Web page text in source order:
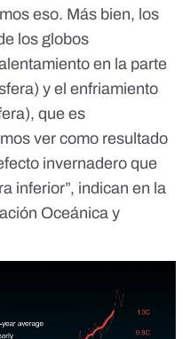
eso. Más bien, los
los globos
en la parte
y el enfriamiento
que es
ver como resultado
invernadero que
inferior”, indican en la
Oceánica y